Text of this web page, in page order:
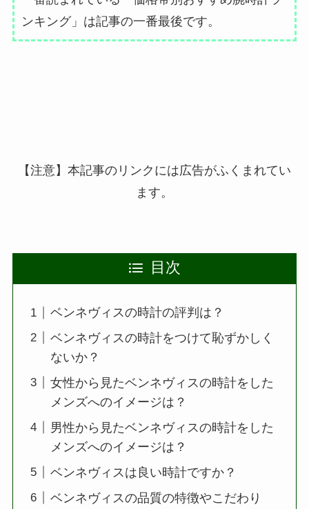
ンキング」は記事の一番最後です。
【注意】本記事のリンクには広告がふくまれてい
ます。
目次
ベンネヴィスの時計の評判は？
ベンネヴィスの時計をつけて恥ずかしく
ないか？
女性から見たベンネヴィスの時計をした
メンズへのイメージは？
男性から見たベンネヴィスの時計をした
メンズへのイメージは？
ベンネヴィスは良い時計ですか？
ベンネヴィスの品質の特徴やこだわり